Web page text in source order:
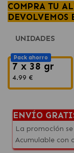
Promueve una
garantizando
premio diario
COMPRA TU
DEVOLVEMOS
UNIDADES
Pack ahorro
7 x 38 gr
4.99 €
ENVÍO
La promoción
Acumulable con